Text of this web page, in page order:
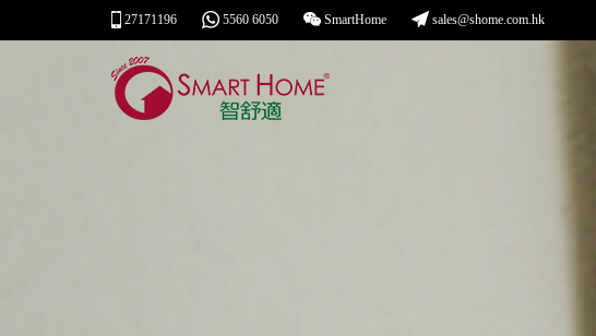
27171196 5560 6050 SmartHome sales@shome.com.hk